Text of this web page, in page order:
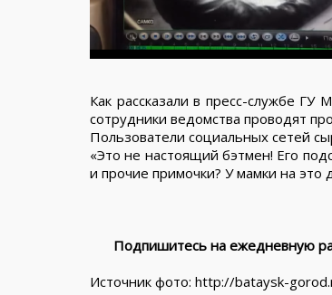
Как рассказали в пресс-службе
сотрудники ведомства проводят
Пользователи социальных сетей
«Это не настоящий бэтмен! Его
и прочие примочки? У мамки на
Подпишитесь на ежедневную
Источник фото: http://bataysk-